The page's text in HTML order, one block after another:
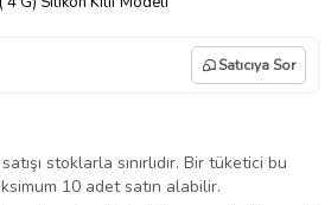
Satıcıya Sor
stoklarla sınırlıdır. Bir tüketici bu
10 adet satın alabilir.